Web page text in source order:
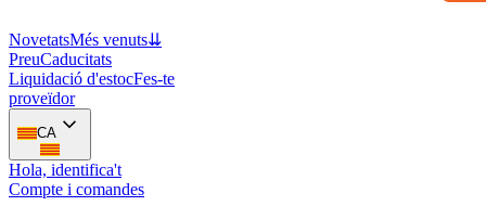
NovetatsMés venuts⇊
PreuCaducitats
Liquidació d'estocFes-te
proveïdor
CA
Hola, identifica't
Compte i comandes